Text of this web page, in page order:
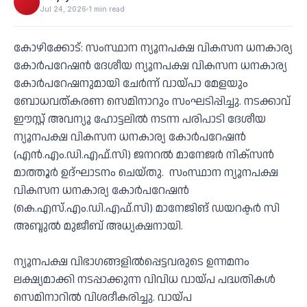
Jul 24, 2026 1 min read
കോഴിക്കോട്: സംസ്ഥാന ന്യൂനപക്ഷ വികസന ധനകാര്യ
കോര്‍പറേഷന്‍ ദേശീയ ന്യൂനപക്ഷ വികസന ധനകാര്യ
കോര്‍പറേഷനുമായി ചേര്‍ന്ന് വായ്പാ മേളയും
ബോധവത്കരണ സെമിനാറും സംഘടിപ്പിച്ചു. നടക്കാവ്
ഈസ്റ്റ് അവന്യൂ ഹോട്ടലില്‍ നടന്ന പരിപാടി ദേശീയ
ന്യൂനപക്ഷ വികസന ധനകാര്യ കോര്‍പറേഷന്‍
(എന്‍.എം.ഡി.എഫ്.സി) ജനറല്‍ മാനേജര്‍ നിക്‌സന്‍
മാത്തൂര്‍ ഉദ്ഘാടനം ചെയ്തു. സംസ്ഥാന ന്യൂനപക്ഷ
വികസന ധനകാര്യ കോര്‍പറേഷന്‍
(കെ.എസ്.എം.ഡി.എഫ്.സി) മാനേജിങ് ഡയറക്ടര്‍ സി
അബ്ദുല്‍ മുജീബ് അധ്യക്ഷനായി.
ന്യൂനപക്ഷ വിഭാഗങ്ങളില്‍പ്പെട്ടവരുടെ ഉന്നമനം
ലക്ഷ്യമാക്കി നടപ്പാക്കുന്ന വിവിധ വായ്പ പദ്ധതികള്‍
സെമിനാറില്‍ വിശദീകരിച്ചു. വായ്പ